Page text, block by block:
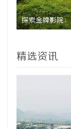
探索金牌影院
精选资讯